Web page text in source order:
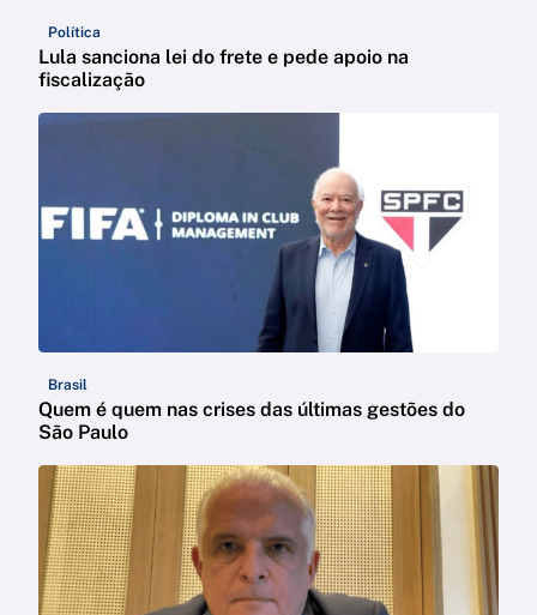
Política
Lula sanciona lei do frete e pede apoio na
fiscalização
Brasil
Quem é quem nas crises das últimas gestões do
São Paulo